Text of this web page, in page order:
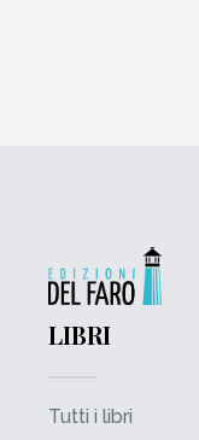
LIBRI
Tutti i libri